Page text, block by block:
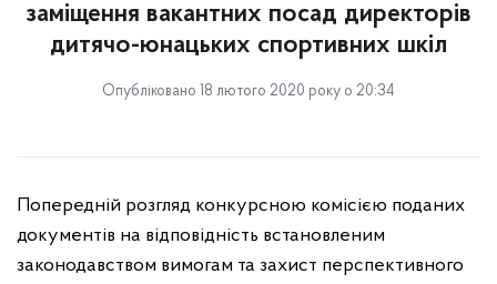
заміщення вакантних посад директорів
дитячо-юнацьких спортивних шкіл
Опубліковано 18 лютого 2020 року о 20:34
Попередній розгляд конкурсною комісією поданих
документів на відповідність встановленим
законодавством вимогам та захист перспективного